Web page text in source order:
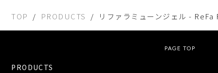
TOP PRODUCTS リファラミューンジェル - ReFa
PAGE TOP
PRODUCTS